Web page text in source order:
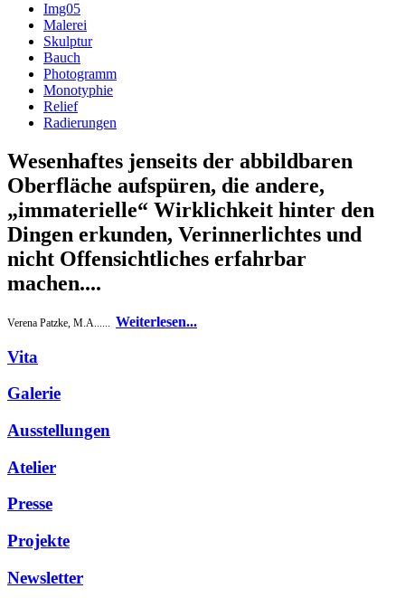
Img05
Malerei
Skulptur
Bauch
Photogramm
Monotyphie
Relief
Radierungen
Wesenhaftes jenseits der abbildbaren
Oberfläche aufspüren, die andere,
„immaterielle“ Wirklichkeit hinter den
Dingen erkunden, Verinnerlichtes und
nicht Offensichtliches erfahrbar
machen....
Verena Patzke, M.A...... Weiterlesen...
Vita
Galerie
Ausstellungen
Atelier
Presse
Projekte
Newsletter